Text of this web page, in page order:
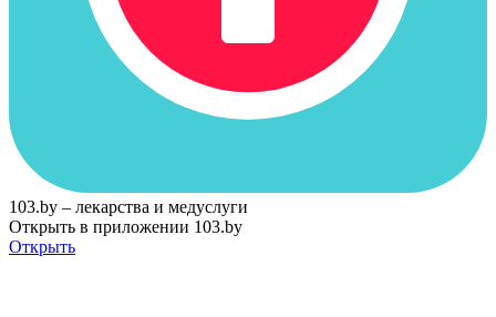
103.by – лекарства и медуслуги
Открыть в приложении 103.by
Открыть